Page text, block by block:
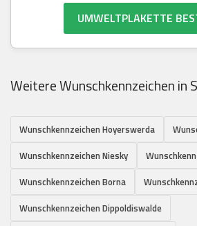
UMWELTPLAKETTE
Weitere Wunschkennzeichen in
Wunschkennzeichen Hoyerswerda
Wunschkennzeichen Niesky
Wunschkennzeichen Borna
Wunschkennzeichen Dippoldiswalde